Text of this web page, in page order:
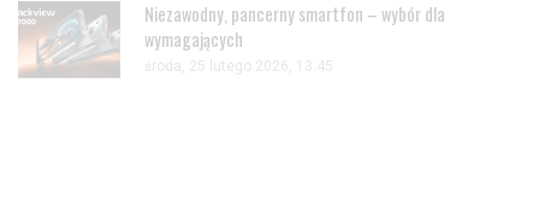
Niezawodny, pancerny smartfon – wybór dla
wymagających
środa, 25 lutego 2026, 13:45